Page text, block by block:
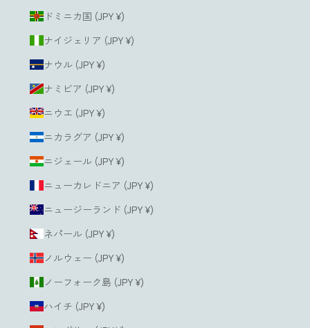
ドミニカ国 (JPY ¥)
ナイジェリア (JPY ¥)
ナウル (JPY ¥)
ナミビア (JPY ¥)
ニウエ (JPY ¥)
ニカラグア (JPY ¥)
ニジェール (JPY ¥)
ニューカレドニア (JPY ¥)
ニュージーランド (JPY ¥)
ネパール (JPY ¥)
ノルウェー (JPY ¥)
ノーフォーク島 (JPY ¥)
ハイチ (JPY ¥)